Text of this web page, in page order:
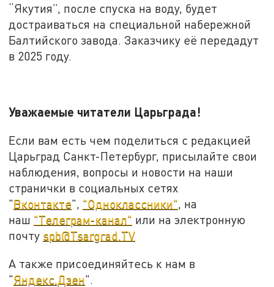
“Якутия”, после спуска на воду, будет
достраиваться на специальной набережной
Балтийского завода. Заказчику её передадут
в 2025 году.
Уважаемые читатели Царьграда!
Если вам есть чем поделиться с редакцией
Царьград Санкт-Петербург, присылайте свои
наблюдения, вопросы и новости на наши
странички в социальных сетях
"Вконтакте", "Одноклассники", на
наш "Телеграм-канал" или на электронную
почту spb@Tsargrad.TV
А также присоединяйтесь к нам в
"Яндекс.Дзен".